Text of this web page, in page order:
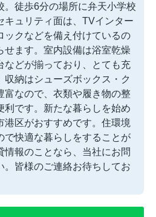
徒歩6分の場所に弁天小学校
キュリティ面は、TVインター
ックなどを備え付けているの
せます。室内設備は浴室乾燥
などが揃っており、とても充
収納はシューズボックス・ク
富なので、衣類や履き物の整
利です。新たな暮らしを始め
港区がおすすめです。住環境
で快適な暮らしをすることが
情報のことなら、当社にお問
。皆様のご連絡お待ちしてお